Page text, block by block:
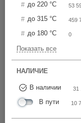
до 220 °С 53
до 315 °С 459
до 180 °С 0
Показать все
НАЛИЧИЕ
В наличии 31
В пути 10
Ø14